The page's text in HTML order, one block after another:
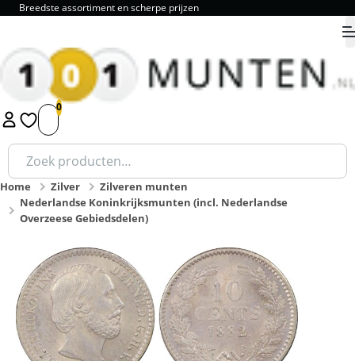
Breedste assortiment en scherpe prijzen
1 2 3 4 5 9.8
Zoeken
naar:
Home Zilver
Zilveren munten
Nederlandse Koninkrijksmunten (incl. Nederlandse
Overzeese Gebiedsdelen)